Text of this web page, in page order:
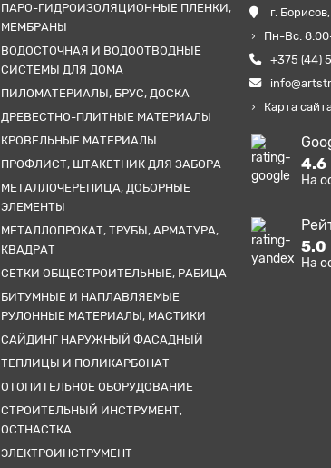
ПАРО-ГИДРОИЗОЛЯЦИОННЫЕ ПЛЕНКИ,
МЕМБРАНЫ
ВОДОСТОЧНАЯ И ВОДООТВОДНЫЕ
СИСТЕМЫ ДЛЯ ДОМА
ПИЛОМАТЕРИАЛЫ, БРУС, ДОСКА
ДРЕВЕСТНО-ПЛИТНЫЕ МАТЕРИАЛЫ
КРОВЕЛЬНЫЕ МАТЕРИАЛЫ
ПРОФЛИСТ, ШТАКЕТНИК ДЛЯ ЗАБОРА
МЕТАЛЛОЧЕРЕПИЦА, ДОБОРНЫЕ
ЭЛЕМЕНТЫ
МЕТАЛЛОПРОКАТ, ТРУБЫ, АРМАТУРА,
КВАДРАТ
СЕТКИ ОБЩЕСТРОИТЕЛЬНЫЕ, РАБИЦА
БИТУМНЫЕ И НАПЛАВЛЯЕМЫЕ
РУЛОННЫЕ МАТЕРИАЛЫ, МАСТИКИ
САЙДИНГ НАРУЖНЫЙ ФАСАДНЫЙ
ТЕПЛИЦЫ И ПОЛИКАРБОНАТ
ОТОПИТЕЛЬНОЕ ОБОРУДОВАНИЕ
СТРОИТЕЛЬНЫЙ ИНСТРУМЕНТ,
ОСТНАСТКА
ЭЛЕКТРОИНСТРУМЕНТ
г.
Пн-Вс:
+375 (44)
Карта
4.6
На
5.0
На